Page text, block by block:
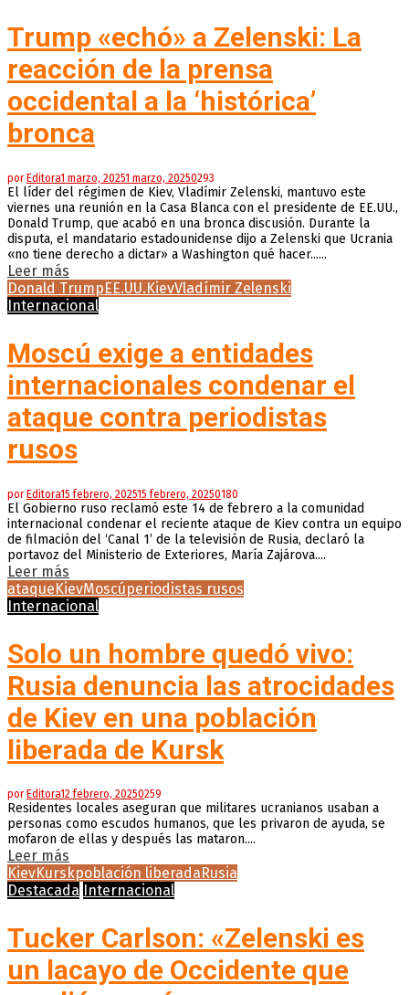
Trump «echó» a Zelenski: La
reacción de la prensa
occidental a la ‘histórica’
bronca
porEditora1 marzo, 20251 marzo, 20250293
El líder del régimen de Kiev, Vladímir Zelenski, mantuvo este
viernes una reunión en la Casa Blanca con el presidente de EE.UU.,
Donald Trump, que acabó en una bronca discusión. Durante la
disputa, el mandatario estadounidense dijo a Zelenski que Ucrania
«no tiene derecho a dictar» a Washington qué hacer......
Leer más
Donald TrumpEE.UU.KievVladímir Zelenski
Internacional
Moscú exige a entidades
internacionales condenar el
ataque contra periodistas
rusos
porEditora15 febrero, 202515 febrero, 20250180
El Gobierno ruso reclamó este 14 de febrero a la comunidad
internacional condenar el reciente ataque de Kiev contra un equipo
de filmación del ‘Canal 1’ de la televisión de Rusia, declaró la
portavoz del Ministerio de Exteriores, María Zajárova....
Leer más
ataqueKievMoscúperiodistas rusos
Internacional
Solo un hombre quedó vivo:
Rusia denuncia las atrocidades
de Kiev en una población
liberada de Kursk
por Editora12 febrero, 20250259
Residentes locales aseguran que militares ucranianos usaban a
personas como escudos humanos, que les privaron de ayuda, se
mofaron de ellas y después las mataron....
Leer más
KievKurskpoblación liberada Rusia
Destacada Internacional
Tucker Carlson: «Zelenski es
un lacayo de Occidente que